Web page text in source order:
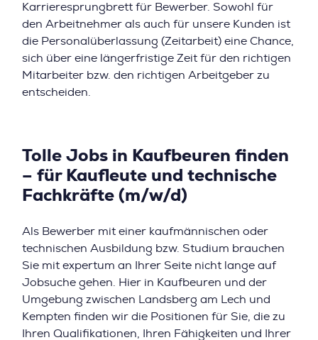
Karrieresprungbrett für Bewerber. Sowohl für
den Arbeitnehmer als auch für unsere Kunden ist
die Personalüberlassung (Zeitarbeit) eine Chance,
sich über eine längerfristige Zeit für den richtigen
Mitarbeiter bzw. den richtigen Arbeitgeber zu
entscheiden.
Tolle Jobs in Kaufbeuren finden
– für Kaufleute und technische
Fachkräfte (m/w/d)
Als Bewerber mit einer kaufmännischen oder
technischen Ausbildung bzw. Studium brauchen
Sie mit expertum an Ihrer Seite nicht lange auf
Jobsuche gehen. Hier in Kaufbeuren und der
Umgebung zwischen Landsberg am Lech und
Kempten finden wir die Positionen für Sie, die zu
Ihren Qualifikationen, Ihren Fähigkeiten und Ihrer